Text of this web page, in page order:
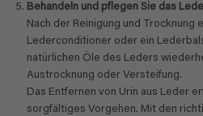
Behandeln und pflegen Sie das
Nach der Reinigung und Trocknung
Lederconditioner oder ein
natürlichen Öle des Leders
Austrocknung oder Versteifung.
Das Entfernen von Urin aus Leder
sorgfältiges Vorgehen. Mit den